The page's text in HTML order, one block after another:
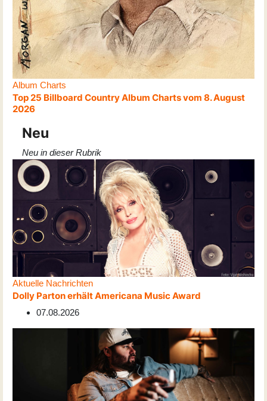
Album Charts
Top 25 Billboard Country Album Charts vom 8. August
2026
Neu
Neu in dieser Rubrik
Aktuelle Nachrichten
Dolly Parton erhält Americana Music Award
07.08.2026